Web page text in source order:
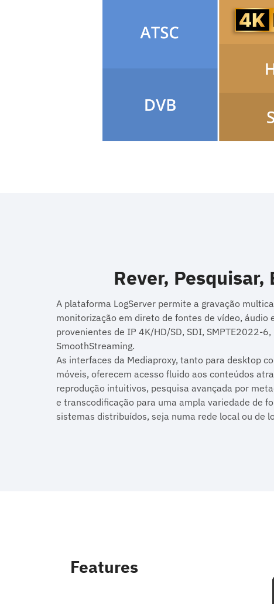
Rever, Pesquisar,
A plataforma LogServer permite a gravação
monitorização em direto de fontes de vídeo, áudio
provenientes de IP 4K/HD/SD, SDI, SMPTE2022-6,
SmoothStreaming.
As interfaces da Mediaproxy, tanto para desktop
móveis, oferecem acesso fluido aos conteúdos
reprodução intuitivos, pesquisa avançada por
e transcodificação para uma ampla variedade de
sistemas distribuídos, seja numa rede local ou de
Features